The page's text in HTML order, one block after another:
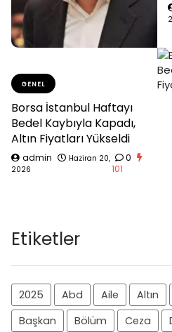
GENEL
Borsa İstanbul Haftayı
Bedel Kaybıyla Kapadı,
Altın Fiyatları Yükseldi
admin
Haziran 20,
2026
0
101
Etiketler
2025 Abd Aile Altın
Başkan
Bölüm Ceza